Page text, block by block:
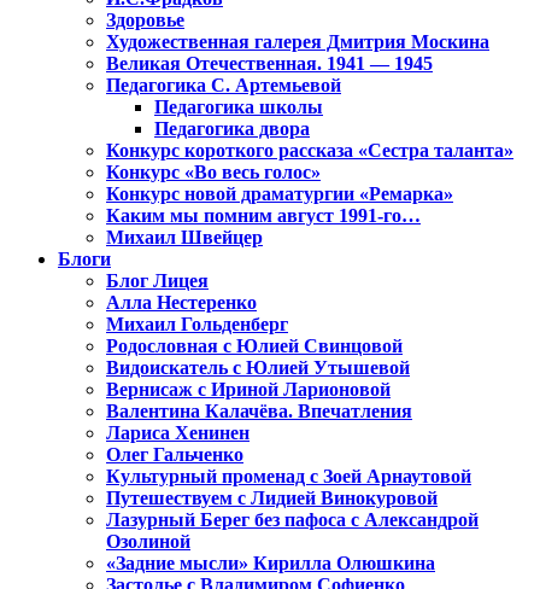
Здоровье
Художественная галерея Дмитрия Москина
Великая Отечественная. 1941 — 1945
Педагогика С. Артемьевой
Педагогика школы
Педагогика двора
Конкурс короткого рассказа «Сестра таланта»
Конкурс «Во весь голос»
Конкурс новой драматургии «Ремарка»
Каким мы помним август 1991-го…
Михаил Швейцер
Блоги
Блог Лицея
Алла Нестеренко
Михаил Гольденберг
Родословная с Юлией Свинцовой
Видоискатель с Юлией Утышевой
Вернисаж с Ириной Ларионовой
Валентина Калачёва. Впечатления
Лариса Хенинен
Олег Гальченко
Культурный променад с Зоей Арнаутовой
Путешествуем с Лидией Винокуровой
Лазурный Берег без пафоса с Александрой
Озолиной
«Задние мысли» Кирилла Олюшкина